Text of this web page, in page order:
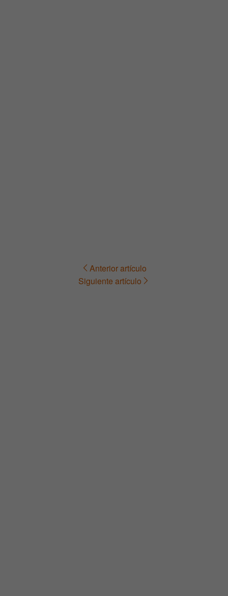
Navegación Anterior artículo
Siguiente artículo